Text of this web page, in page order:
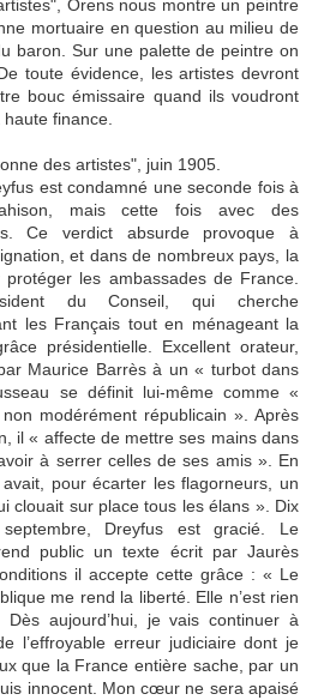
Orens nous montre un peintre
mortuaire en question au milieu de
baron. Sur une palette de peintre on
toute évidence, les artistes devront
bouc émissaire quand ils voudront
finance.
des artistes", juin 1905.
est condamné une seconde fois à
mais cette fois avec des
Ce verdict absurde provoque à
et dans de nombreux pays, la
les ambassades de France.
du Conseil, qui cherche
les Français tout en ménageant la
présidentielle. Excellent orateur,
Maurice Barrès à un « turbot dans
se définit lui-même comme «
modérément républicain ». Après
il « affecte de mettre ses mains dans
à serrer celles de ses amis ». En
pour écarter les flagorneurs, un
clouait sur place tous les élans ». Dix
Dreyfus est gracié. Le
public un texte écrit par Jaurès
il accepte cette grâce : « Le
me rend la liberté. Elle n’est rien
Dès aujourd’hui, je vais continuer à
l’effroyable erreur judiciaire dont je
que la France entière sache, par un
innocent. Mon cœur ne sera apaisé